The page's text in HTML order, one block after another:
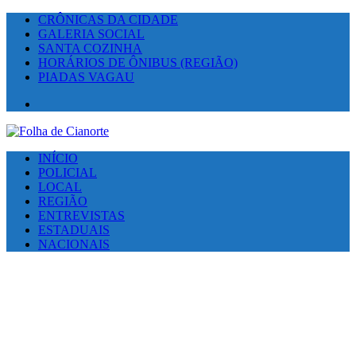
CRÔNICAS DA CIDADE
GALERIA SOCIAL
SANTA COZINHA
HORÁRIOS DE ÔNIBUS (REGIÃO)
PIADAS VAGAU
INÍCIO
POLICIAL
LOCAL
REGIÃO
ENTREVISTAS
ESTADUAIS
NACIONAIS